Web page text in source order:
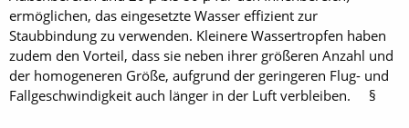
ermöglichen, das eingesetzte Wasser effizient zur
Staubbindung zu verwenden. Kleinere Wassertropfen haben
zudem den Vorteil, dass sie neben ihrer größeren Anzahl und
der homogeneren Größe, aufgrund der geringeren Flug- und
Fallgeschwindigkeit auch länger in der Luft verbleiben. §